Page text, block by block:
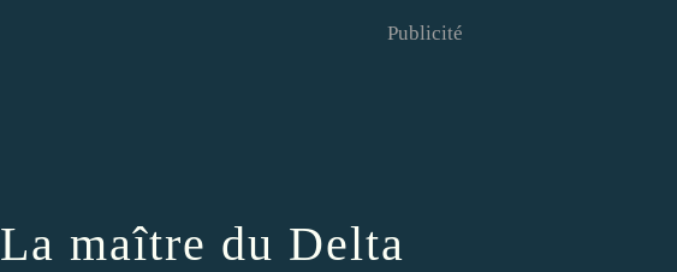
Publicité
La maître du Delta